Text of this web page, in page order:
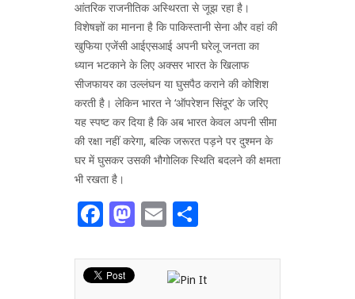
आंतरिक राजनीतिक अस्थिरता से जूझ रहा है।
विशेषज्ञों का मानना है कि पाकिस्तानी सेना और वहां की
खुफिया एजेंसी आईएसआई अपनी घरेलू जनता का
ध्यान भटकाने के लिए अक्सर भारत के खिलाफ
सीजफायर का उल्लंघन या घुसपैठ कराने की कोशिश
करती है। लेकिन भारत ने ‘ऑपरेशन सिंदूर’ के जरिए
यह स्पष्ट कर दिया है कि अब भारत केवल अपनी सीमा
की रक्षा नहीं करेगा, बल्कि जरूरत पड़ने पर दुश्मन के
घर में घुसकर उसकी भौगोलिक स्थिति बदलने की क्षमता
भी रखता है।
Facebook
Mastodon
Email